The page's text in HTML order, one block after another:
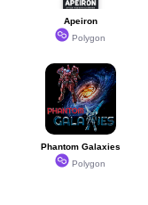
Apeiron
Polygon
Phantom Galaxies
Polygon